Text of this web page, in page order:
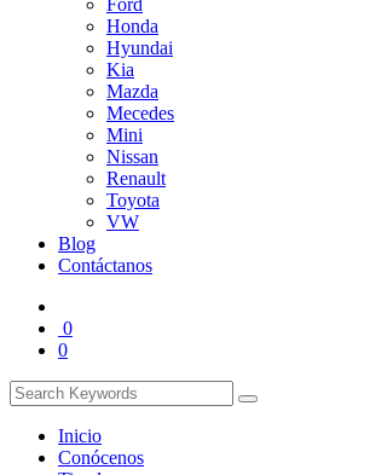
Ford
Honda
Hyundai
Kia
Mazda
Mecedes
Mini
Nissan
Renault
Toyota
VW
Blog
Contáctanos
0
0
Inicio
Conócenos